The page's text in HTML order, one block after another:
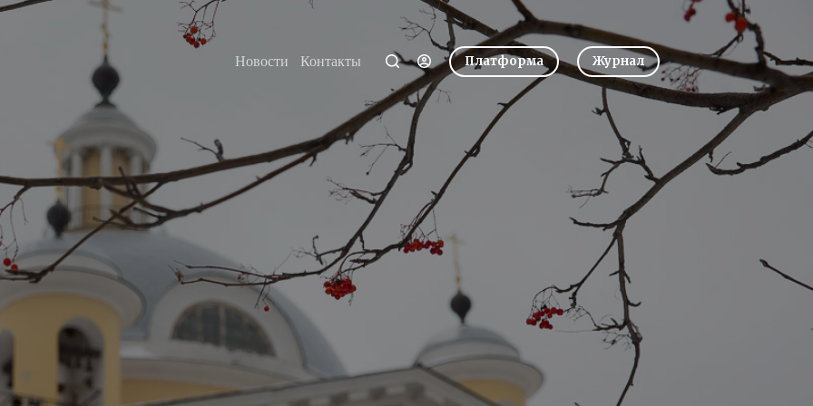
Новости Контакты Платформа Журнал